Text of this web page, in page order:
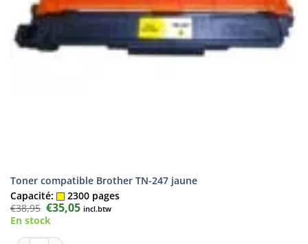
Toner compatible Brother TN-247 jaune
Capacité:
2300 pages
€38,95 Le
prix
initial
€35,05Le
prix
incl.btw
En stock